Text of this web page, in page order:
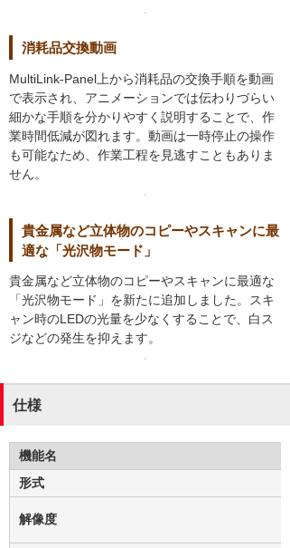
消耗品交換動画
MultiLink-Panel上から消耗品の交換手順を動画
で表示され、アニメーションでは伝わりづらい
細かな手順を分かりやすく説明することで、作
業時間低減が図れます。動画は一時停止の操作
も可能なため、作業工程を見逃すこともありま
せん。
貴金属など立体物のコピーやスキャンに最
適な「光沢物モード」
貴金属など立体物のコピーやスキャンに最適な
「光沢物モード」を新たに追加しました。スキ
ャン時のLEDの光量を少なくすることで、白ス
ジなどの発生を抑えます。
仕様
機能名
形式
解像度